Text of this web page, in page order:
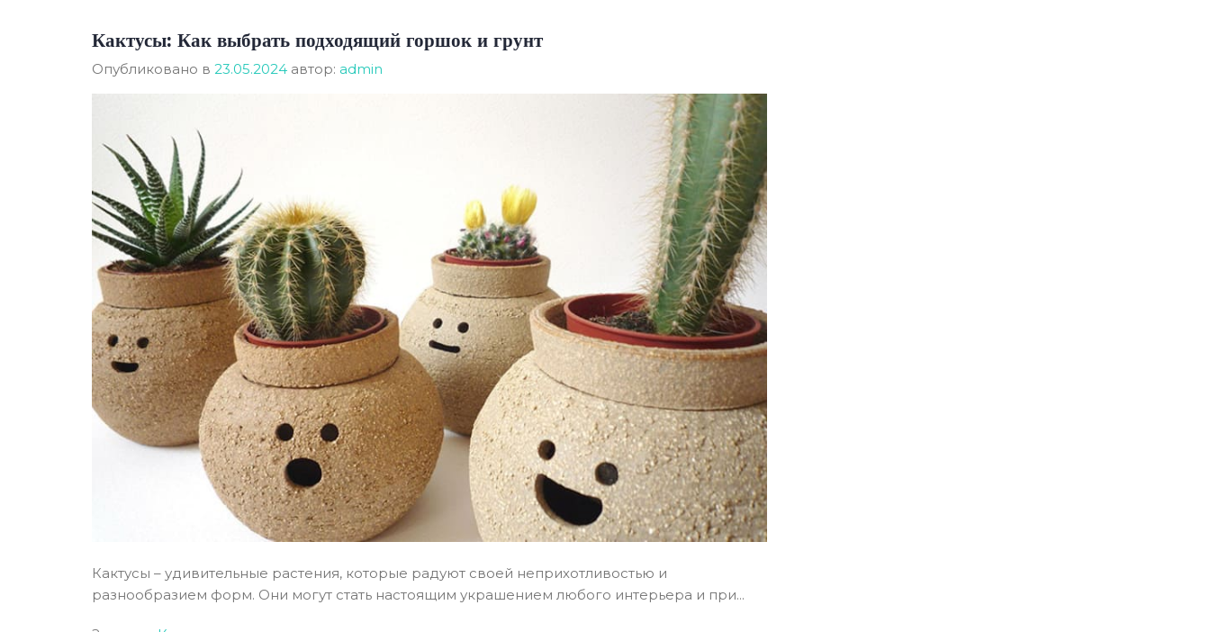
Кактусы: Как выбрать подходящий горшок и грунт
Опубликовано в 23.05.2024 автор: admin
Кактусы – удивительные растения, которые радуют своей неприхотливостью и
разнообразием форм. Они могут стать настоящим украшением любого интерьера и при...